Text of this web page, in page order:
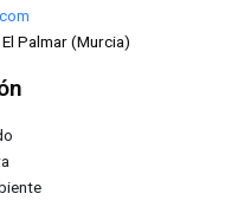
Palmar (Murcia)